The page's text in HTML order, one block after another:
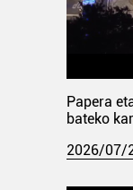
Papera
bateko
2026/07/